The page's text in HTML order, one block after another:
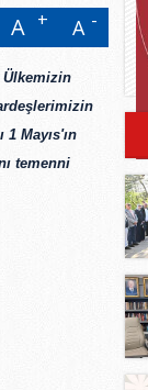
A A
Ülkemizin
Mayıs'ın
temenni